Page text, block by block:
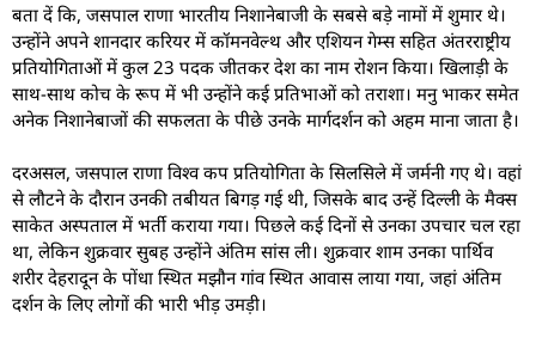
बता दें कि, जसपाल राणा भारतीय निशानेबाजी के सबसे बड़े नामों में शुमार थे।
उन्होंने अपने शानदार करियर में कॉमनवेल्थ और एशियन गेम्स सहित अंतरराष्ट्रीय
प्रतियोगिताओं में कुल 23 पदक जीतकर देश का नाम रोशन किया। खिलाड़ी के
साथ-साथ कोच के रूप में भी उन्होंने कई प्रतिभाओं को तराशा। मनु भाकर समेत
अनेक निशानेबाजों की सफलता के पीछे उनके मार्गदर्शन को अहम माना जाता है।
दरअसल, जसपाल राणा विश्व कप प्रतियोगिता के सिलसिले में जर्मनी गए थे। वहां
से लौटने के दौरान उनकी तबीयत बिगड़ गई थी, जिसके बाद उन्हें दिल्ली के मैक्स
साकेत अस्पताल में भर्ती कराया गया। पिछले कई दिनों से उनका उपचार चल रहा
था, लेकिन शुक्रवार सुबह उन्होंने अंतिम सांस ली। शुक्रवार शाम उनका पार्थिव
शरीर देहरादून के पोंधा स्थित मझौन गांव स्थित आवास लाया गया, जहां अंतिम
दर्शन के लिए लोगों की भारी भीड़ उमड़ी।